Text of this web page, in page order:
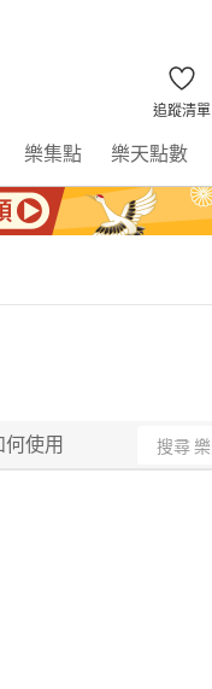
追蹤清單
樂集點 樂天點數
何使用